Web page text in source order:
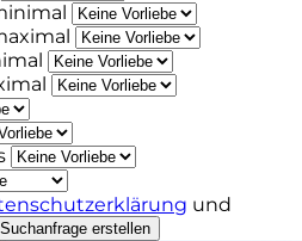
und
Suchanfrage erstellen